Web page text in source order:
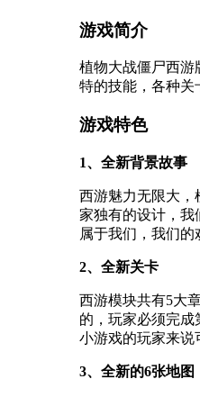
游戏简介
植物大战僵尸西游
特的技能，各种关
游戏特色
1、全新背景故事
西游魅力无限大，
家独有的设计，我
属于我们，我们
2、全新关卡
西游模块共有5大
的，玩家必须完成
小游戏的玩家来说
3、全新的6张地图